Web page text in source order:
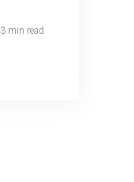
3 min read